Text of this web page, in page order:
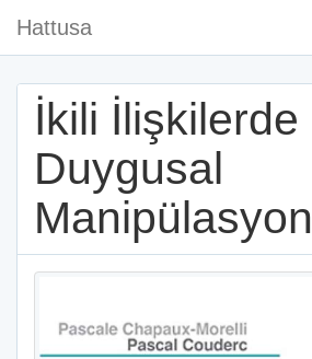
Hattusa
İkili İlişkilerde
Duygusal
Manipülasyon